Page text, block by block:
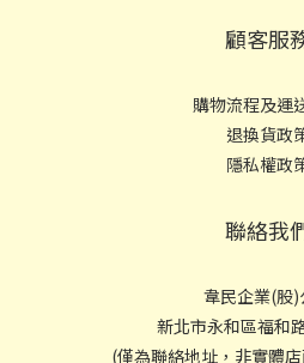
顧客服
購物流程及運
退換貨政
隱私權政
聯絡我
韋民企業(股)
新北市永和區福和
(僅為聯絡地址，非實體